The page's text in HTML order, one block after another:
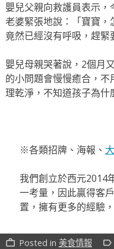
嬰兒父親向救護員表示
老婆緊張地說：「寶寶
竟然已經沒有呼吸，趕緊
嬰兒母親哭著說，2個月
的小問題會慢慢癒合，
理乾淨，不知道孩子為什
※各類招牌、海報、
我們創立於西元2014
一考量，因此贏得客
置，擁有更多的經驗
work_outline Posted in 美食情報 label_outline